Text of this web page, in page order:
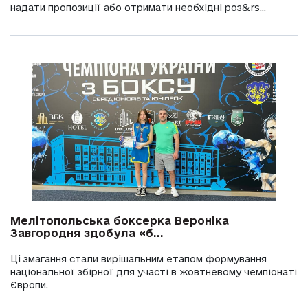
надати пропозиції або отримати необхідні роз&rs...
Мелітопольська боксерка Вероніка
Завгородня здобула «б...
Ці змагання стали вирішальним етапом формування
національної збірної для участі в жовтневому чемпіонаті
Європи.